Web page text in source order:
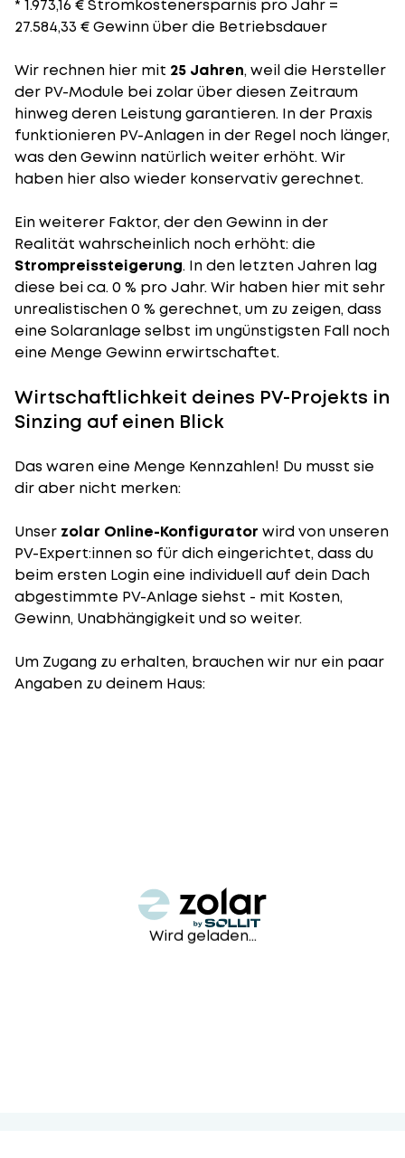
* 1.973,16 € Stromkostenersparnis pro Jahr =
27.584,33 € Gewinn über die Betriebsdauer
Wir rechnen hier mit 25 Jahren, weil die Hersteller
der PV-Module bei zolar über diesen Zeitraum
hinweg deren Leistung garantieren. In der Praxis
funktionieren PV-Anlagen in der Regel noch länger,
was den Gewinn natürlich weiter erhöht. Wir
haben hier also wieder konservativ gerechnet.
Ein weiterer Faktor, der den Gewinn in der
Realität wahrscheinlich noch erhöht: die
Strompreissteigerung. In den letzten Jahren lag
diese bei ca. 0 % pro Jahr. Wir haben hier mit sehr
unrealistischen 0 % gerechnet, um zu zeigen, dass
eine Solaranlage selbst im ungünstigsten Fall noch
eine Menge Gewinn erwirtschaftet.
Wirtschaftlichkeit deines PV-Projekts in
Sinzing auf einen Blick
Das waren eine Menge Kennzahlen! Du musst sie
dir aber nicht merken:
Unser zolar Online-Konfigurator wird von unseren
PV-Expert:innen so für dich eingerichtet, dass du
beim ersten Login eine individuell auf dein Dach
abgestimmte PV-Anlage siehst - mit Kosten,
Gewinn, Unabhängigkeit und so weiter.
Um Zugang zu erhalten, brauchen wir nur ein paar
Angaben zu deinem Haus:
Wird geladen...